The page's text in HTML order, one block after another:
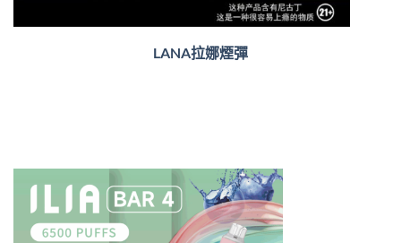
LANA拉娜煙彈